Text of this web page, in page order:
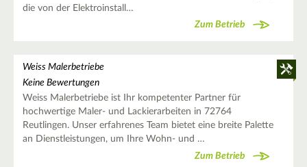
die von der Elektroinstall…
Zum Betrieb
Weiss Malerbetriebe
Keine Bewertungen
Weiss Malerbetriebe ist Ihr kompetenter Partner für
hochwertige Maler- und Lackierarbeiten in 72764
Reutlingen. Unser erfahrenes Team bietet eine breite Palette
an Dienstleistungen, um Ihre Wohn- und …
Zum Betrieb